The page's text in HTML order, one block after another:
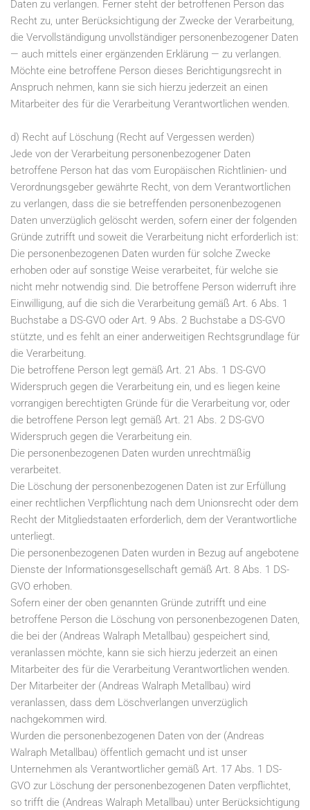
Daten zu verlangen. Ferner steht der betroffenen Person das
Recht zu, unter Berücksichtigung der Zwecke der Verarbeitung,
die Vervollständigung unvollständiger personenbezogener Daten
— auch mittels einer ergänzenden Erklärung — zu verlangen.
Möchte eine betroffene Person dieses Berichtigungsrecht in
Anspruch nehmen, kann sie sich hierzu jederzeit an einen
Mitarbeiter des für die Verarbeitung Verantwortlichen wenden.
d) Recht auf Löschung (Recht auf Vergessen werden)
Jede von der Verarbeitung personenbezogener Daten
betroffene Person hat das vom Europäischen Richtlinien- und
Verordnungsgeber gewährte Recht, von dem Verantwortlichen
zu verlangen, dass die sie betreffenden personenbezogenen
Daten unverzüglich gelöscht werden, sofern einer der folgenden
Gründe zutrifft und soweit die Verarbeitung nicht erforderlich ist:
Die personenbezogenen Daten wurden für solche Zwecke
erhoben oder auf sonstige Weise verarbeitet, für welche sie
nicht mehr notwendig sind. Die betroffene Person widerruft ihre
Einwilligung, auf die sich die Verarbeitung gemäß Art. 6 Abs. 1
Buchstabe a DS-GVO oder Art. 9 Abs. 2 Buchstabe a DS-GVO
stützte, und es fehlt an einer anderweitigen Rechtsgrundlage für
die Verarbeitung.
Die betroffene Person legt gemäß Art. 21 Abs. 1 DS-GVO
Widerspruch gegen die Verarbeitung ein, und es liegen keine
vorrangigen berechtigten Gründe für die Verarbeitung vor, oder
die betroffene Person legt gemäß Art. 21 Abs. 2 DS-GVO
Widerspruch gegen die Verarbeitung ein.
Die personenbezogenen Daten wurden unrechtmäßig
verarbeitet.
Die Löschung der personenbezogenen Daten ist zur Erfüllung
einer rechtlichen Verpflichtung nach dem Unionsrecht oder dem
Recht der Mitgliedstaaten erforderlich, dem der Verantwortliche
unterliegt.
Die personenbezogenen Daten wurden in Bezug auf angebotene
Dienste der Informationsgesellschaft gemäß Art. 8 Abs. 1 DS-
GVO erhoben.
Sofern einer der oben genannten Gründe zutrifft und eine
betroffene Person die Löschung von personenbezogenen Daten,
die bei der (Andreas Walraph Metallbau) gespeichert sind,
veranlassen möchte, kann sie sich hierzu jederzeit an einen
Mitarbeiter des für die Verarbeitung Verantwortlichen wenden.
Der Mitarbeiter der (Andreas Walraph Metallbau) wird
veranlassen, dass dem Löschverlangen unverzüglich
nachgekommen wird.
Wurden die personenbezogenen Daten von der (Andreas
Walraph Metallbau) öffentlich gemacht und ist unser
Unternehmen als Verantwortlicher gemäß Art. 17 Abs. 1 DS-
GVO zur Löschung der personenbezogenen Daten verpflichtet,
so trifft die (Andreas Walraph Metallbau) unter Berücksichtigung